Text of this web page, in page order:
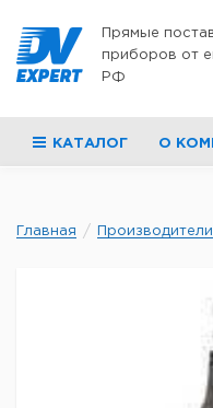
Прямые
приборов от
РФ
КАТАЛОГ О
Главная Производители